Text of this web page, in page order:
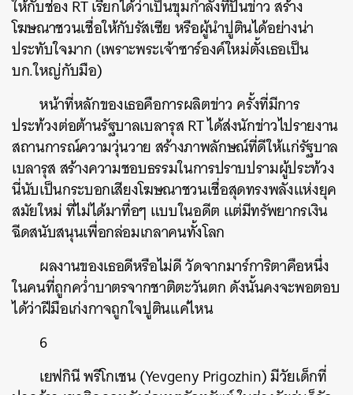
ให้กับช่อง RT เรียกได้ว่าเป็นขุมกำลังที่ปั่นข่าว สร้าง
โฆษณาชวนเชื่อให้กับรัสเซีย หรือผู้นำปูตินได้อย่างน่า
ประทับใจมาก (เพราะพระเจ้าซาร์องค์ใหม่ตั้งเธอเป็น
บก.ใหญ่กับมือ)
หน้าที่หลักของเธอคือการผลิตข่าว ครั้งที่มีการ
ประท้วงต่อต้านรัฐบาลเบลารุส RT ได้ส่งนักข่าวไปรายงาน
สถานการณ์ความวุ่นวาย สร้างภาพลักษณ์ที่ดีให้แก่รัฐบาล
เบลารุส สร้างความชอบธรรมในการปราบปรามผู้ประท้วง
นี่นับเป็นกระบอกเสียงโฆษณาชวนเชื่อสุดทรงพลังแห่งยุค
สมัยใหม่ ที่ไม่ได้มาทื่อๆ แบบในอดีต แต่มีทรัพยากรเงิน
ฉีดสนับสนุนเพื่อกล่อมเกลาคนทั้งโลก
ผลงานของเธอดีหรือไม่ดี วัดจากมาร์การิตาคือหนึ่ง
ในคนที่ถูกคว่ำบาตรจากชาติตะวันตก ดังนั้นคงจะพอตอบ
ได้ว่าฝีมือเก่งกาจถูกใจปูตินแค่ไหน
6
เยฟกินี พรีโกเชน (Yevgeny Prigozhin) มีวัยเด็กที่